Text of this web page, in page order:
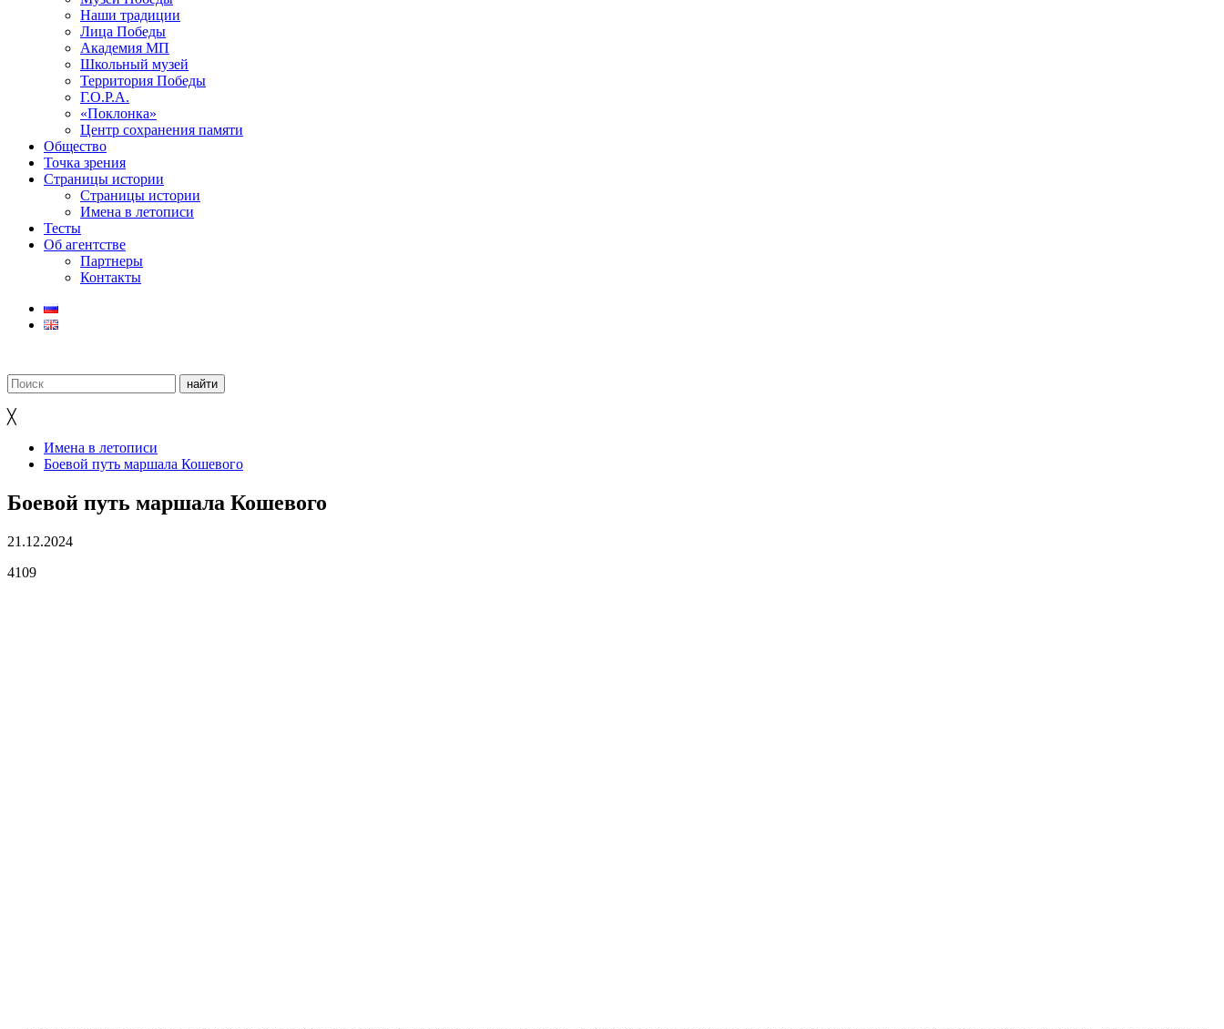
Наши традиции
Лица Победы
Академия МП
Школьный музей
Территория Победы
Г.О.Р.А.
«Поклонка»
Центр сохранения памяти
Общество
Точка зрения
Страницы истории
Страницы истории
Имена в летописи
Тесты
Об агентстве
Партнеры
Контакты
╳
Имена в летописи
Боевой путь маршала Кошевого
Боевой путь маршала Кошевого
21.12.2024
4109